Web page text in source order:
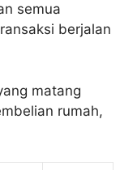
semua
berjalan
matang
rumah,